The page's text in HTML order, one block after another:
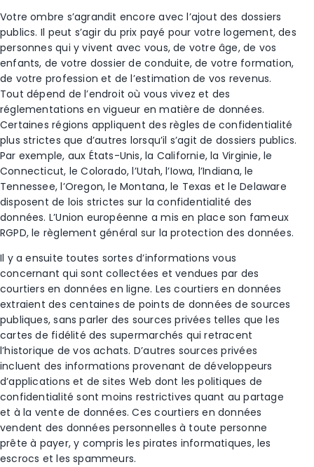
Votre ombre s’agrandit encore avec l’ajout des dossiers
publics. Il peut s’agir du prix payé pour votre logement, des
personnes qui y vivent avec vous, de votre âge, de vos
enfants, de votre dossier de conduite, de votre formation,
de votre profession et de l’estimation de vos revenus.
Tout dépend de l’endroit où vous vivez et des
réglementations en vigueur en matière de données.
Certaines régions appliquent des règles de confidentialité
plus strictes que d’autres lorsqu’il s’agit de dossiers publics.
Par exemple, aux États-Unis, la Californie, la Virginie, le
Connecticut, le Colorado, l’Utah, l’Iowa, l’Indiana, le
Tennessee, l’Oregon, le Montana, le Texas et le Delaware
disposent de lois strictes sur la confidentialité des
données. L’Union européenne a mis en place son fameux
RGPD, le règlement général sur la protection des données.
Il y a ensuite toutes sortes d’informations vous
concernant qui sont collectées et vendues par des
courtiers en données en ligne. Les courtiers en données
extraient des centaines de points de données de sources
publiques, sans parler des sources privées telles que les
cartes de fidélité des supermarchés qui retracent
l’historique de vos achats. D’autres sources privées
incluent des informations provenant de développeurs
d’applications et de sites Web dont les politiques de
confidentialité sont moins restrictives quant au partage
et à la vente de données. Ces courtiers en données
vendent des données personnelles à toute personne
prête à payer, y compris les pirates informatiques, les
escrocs et les spammeurs.